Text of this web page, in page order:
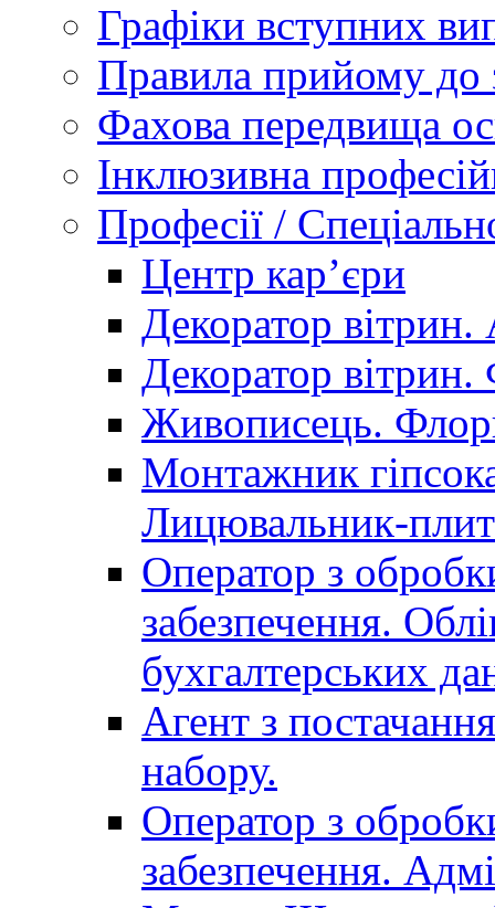
Графіки вступних
Правила прийому до
Фахова передвища
Інклюзивна
Професії /
Центр кар’єри
Декоратор вітрин.
Декоратор вітрин.
Живописець.
Монтажник
Лицювальник-
Оператор з
забезпечення.
бухгалтерських
Агент з
набору.
Оператор з
забезпечення.